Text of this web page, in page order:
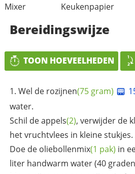
Mixer
Keukenpapier
Bereidingswijze
TOON HOEVEELHEDEN
Wel de rozijnen(75 gram)
water.
Schil deappels(2), verwijder de
het vruchtvlees in kleine stukjes.
Doe de oliebollenmix(1 pak) in
liter handwarm water (40